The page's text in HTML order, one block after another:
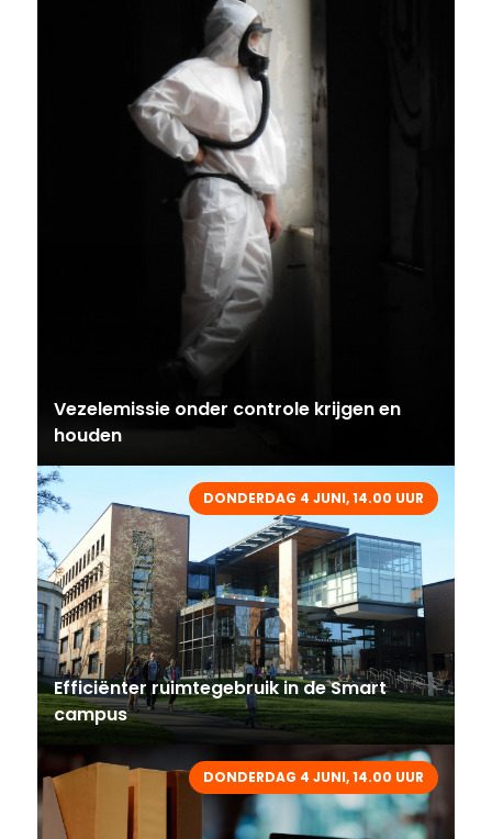
Vezelemissie onder controle krijgen en
houden
DONDERDAG 4 JUNI, 14.00 UUR
Efficiënter ruimtegebruik in de Smart
campus
DONDERDAG 4 JUNI, 14.00 UUR